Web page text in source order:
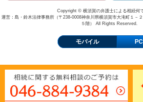
Copyright © 横須賀の弁護士による相続何
運営：島・鈴木法律事務所（〒238-0008神奈川県横須賀市大滝町１－
５階） All Rights Reserved.
モバイル PC